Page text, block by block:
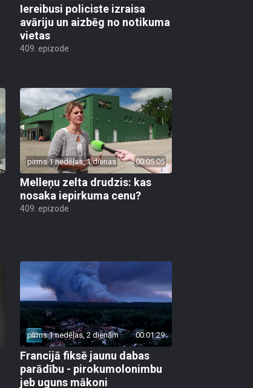
Iereibusi policiste izraisa
avāriju un aizbēg no notikuma
vietas
409. epizode
pirms 1 nedēļas, 1 dienas 00:05:05
Melleņu zelta drudzis: kas
nosaka iepirkuma cenu?
409. epizode
pirms 1 nedēļas, 2 dienām 00:01:29
Francijā fiksē jaunu dabas
parādību - pirokumolonimbu
jeb uguns mākoni